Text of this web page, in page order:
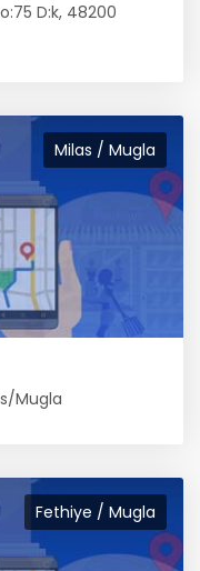
D:k, 48200
Milas / Mugla
Mugla
Fethiye / Mugla